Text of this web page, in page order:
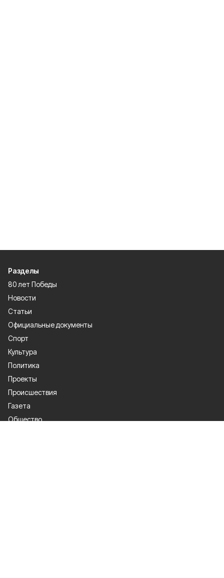
Разделы
80 лет Победы
Новости
Статьи
Официальные документы
Спорт
Культура
Политика
Проекты
Происшествия
Газета
Общество